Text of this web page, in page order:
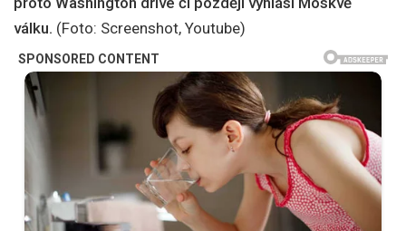
válku. (Foto: Screenshot, Youtube)